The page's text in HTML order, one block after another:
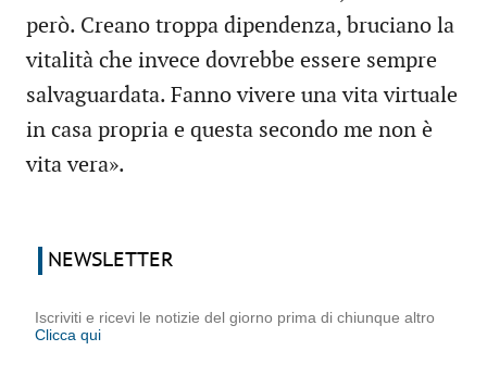
però. Creano troppa dipendenza, bruciano la
vitalità che invece dovrebbe essere sempre
salvaguardata. Fanno vivere una vita virtuale
in casa propria e questa secondo me non è
vita vera».
NEWSLETTER
Iscriviti e ricevi le notizie del giorno prima di chiunque altro
Clicca qui